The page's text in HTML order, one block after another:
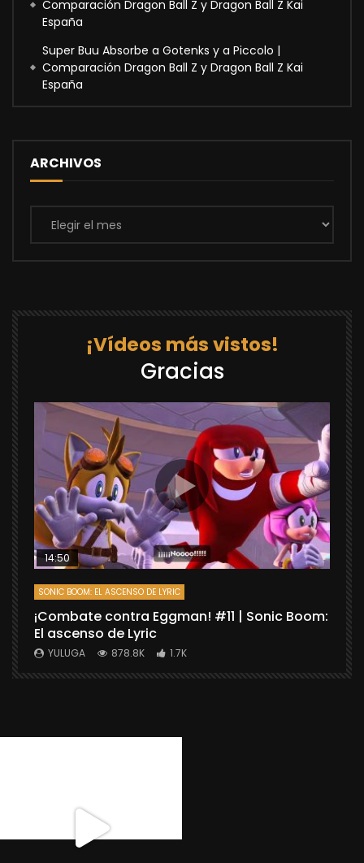
Comparación Dragon Ball Z y Dragon Ball Z Kai
España
Super Buu Absorbe a Gotenks y a Piccolo |
Comparación Dragon Ball Z y Dragon Ball Z Kai
España
ARCHIVOS
Archivos
¡Vídeos más vistos!
Gracias
14:50
SONIC BOOM: EL ASCENSO DE LYRIC
¡Combate contra Eggman! #11 | Sonic Boom:
El ascenso de Lyric
YULUGA 878.8K 1.7K